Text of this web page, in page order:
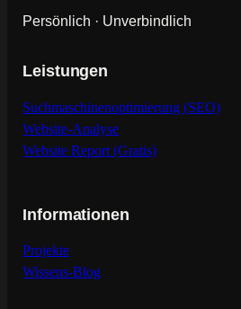
Persönlich · Unverbindlich
Leistungen
Suchmaschinenoptimierung (SEO)
Website-Analyse
Website Report (Gratis)
Informationen
Projekte
Wissens-Blog